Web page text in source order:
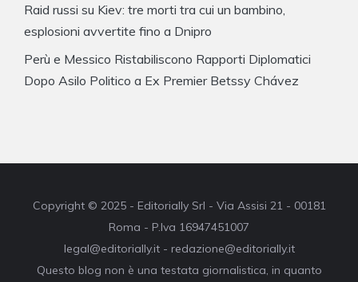
Raid russi su Kiev: tre morti tra cui un bambino,
esplosioni avvertite fino a Dnipro
Perù e Messico Ristabiliscono Rapporti Diplomatici
Dopo Asilo Politico a Ex Premier Betssy Chávez
Copyright © 2025 - Editorially Srl - Via Assisi 21 - 00181
Roma - P.Iva 16947451007
legal@editorially.it - redazione@editorially.it
Questo blog non è una testata giornalistica, in quanto